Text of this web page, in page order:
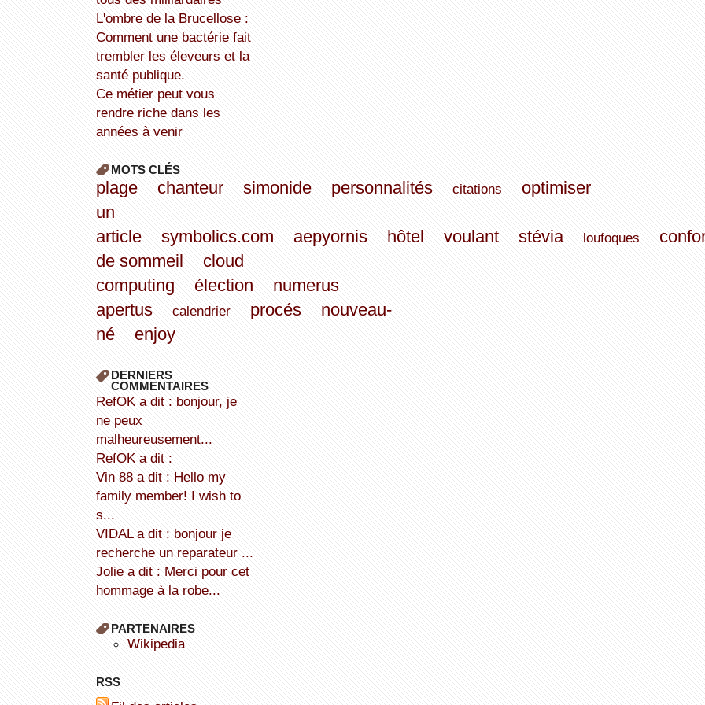
L'ombre de la Brucellose :
Comment une bactérie fait
trembler les éleveurs et la
santé publique.
Ce métier peut vous
rendre riche dans les
années à venir
MOTS CLÉS
plage chanteur simonide personnalités citations
optimiser
un
article
symbolics.com aepyornis hôtel voulant stévia loufoques
de sommeil
cloud
computing
élection
numerus
apertus
calendrier procés
nouveau-
né
enjoy
DERNIERS
COMMENTAIRES
refOK a dit : bonjour, je
ne peux
malheureusement...
refOK a dit :
Vin 88 a dit : Hello my
family member! I wish to
s...
VIDAL a dit : bonjour je
recherche un reparateur ...
Jolie a dit : Merci pour cet
hommage à la robe...
PARTENAIRES
wikipedia
RSS